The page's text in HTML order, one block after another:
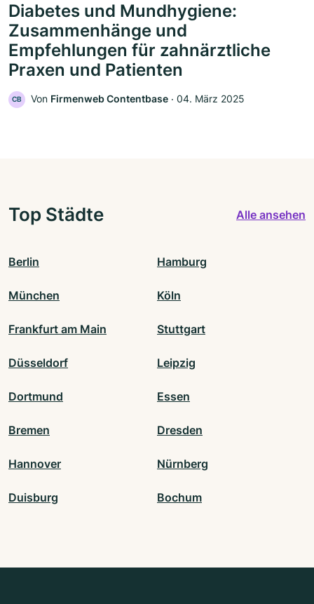
Diabetes und Mundhygiene:
Zusammenhänge und
Empfehlungen für zahnärztliche
Praxen und Patienten
CB Von Firmenweb Contentbase ‧ 04. März 2025
Top Städte Alle ansehen
Berlin Hamburg
München Köln
Frankfurt am Main Stuttgart
Düsseldorf Leipzig
Dortmund Essen
Bremen Dresden
Hannover Nürnberg
Duisburg Bochum